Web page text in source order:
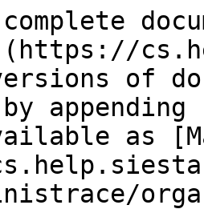
of
as